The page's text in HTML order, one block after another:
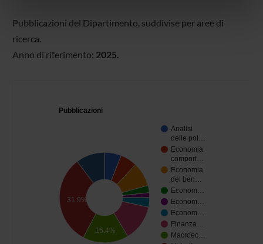
pubblicità e social media, i quali potrebbero combinarle
con altre informazioni che hai fornito loro o che hanno
raccolto dal tuo utilizzo dei loro servizi.
Pubblicazioni del Dipartimento, suddivise per aree di
ricerca.
Anno di riferimento: 2025.
Pubblicazioni
Analisi
delle pol…
Economia
comport…
Economia
del ben…
Econom…
Econom…
Econom…
Finanza…
Macroec…
31.9%
16.4%